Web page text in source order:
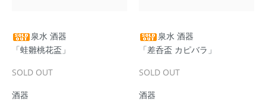
泉水 酒器
「蛙雛桃花盃」
SOLD OUT
酒器
泉水 酒器
「差呑盃 カピバラ」
SOLD OUT
酒器